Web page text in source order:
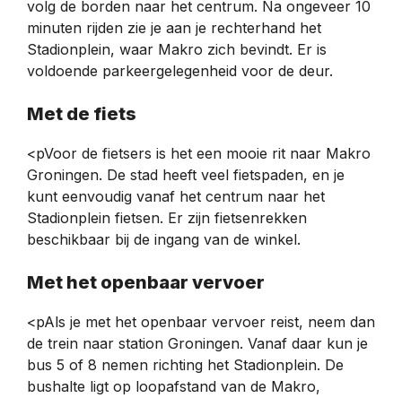
volg de borden naar het centrum. Na ongeveer 10
minuten rijden zie je aan je rechterhand het
Stadionplein, waar Makro zich bevindt. Er is
voldoende parkeergelegenheid voor de deur.
Met de fiets
<pVoor de fietsers is het een mooie rit naar Makro
Groningen. De stad heeft veel fietspaden, en je
kunt eenvoudig vanaf het centrum naar het
Stadionplein fietsen. Er zijn fietsenrekken
beschikbaar bij de ingang van de winkel.
Met het openbaar vervoer
<pAls je met het openbaar vervoer reist, neem dan
de trein naar station Groningen. Vanaf daar kun je
bus 5 of 8 nemen richting het Stadionplein. De
bushalte ligt op loopafstand van de Makro,